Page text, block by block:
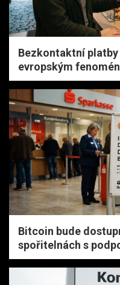
Bezkontaktní platby
evropským
Bitcoin bude
spořitelnách s